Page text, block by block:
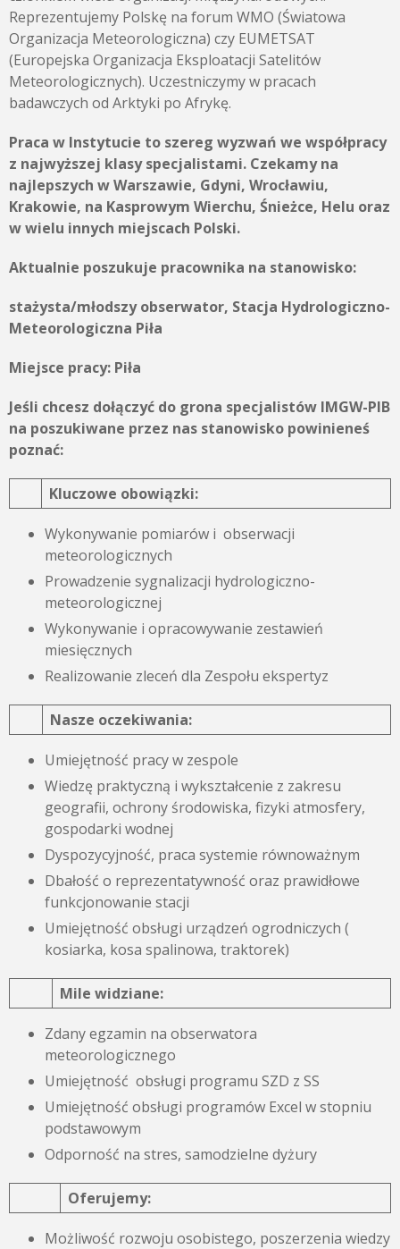
Reprezentujemy Polskę na forum WMO (Światowa
Organizacja Meteorologiczna) czy EUMETSAT
(Europejska Organizacja Eksploatacji Satelitów
Meteorologicznych). Uczestniczymy w pracach
badawczych od Arktyki po Afrykę.
Praca w Instytucie to szereg wyzwań we współpracy
z najwyższej klasy specjalistami. Czekamy na
najlepszych w Warszawie, Gdyni, Wrocławiu,
Krakowie, na Kasprowym Wierchu, Śnieżce, Helu oraz
w wielu innych miejscach Polski.
Aktualnie poszukuje pracownika na stanowisko:
stażysta/młodszy obserwator, Stacja Hydrologiczno-
Meteorologiczna Piła
Miejsce pracy: Piła
Jeśli chcesz dołączyć do grona specjalistów IMGW-PIB
na poszukiwane przez nas stanowisko powinieneś
poznać:
Kluczowe obowiązki:
Wykonywanie pomiarów i obserwacji
meteorologicznych
Prowadzenie sygnalizacji hydrologiczno-
meteorologicznej
Wykonywanie i opracowywanie zestawień
miesięcznych
Realizowanie zleceń dla Zespołu ekspertyz
Nasze oczekiwania:
Umiejętność pracy w zespole
Wiedzę praktyczną i wykształcenie z zakresu
geografii, ochrony środowiska, fizyki atmosfery,
gospodarki wodnej
Dyspozycyjność, praca systemie równoważnym
Dbałość o reprezentatywność oraz prawidłowe
funkcjonowanie stacji
Umiejętność obsługi urządzeń ogrodniczych (
kosiarka, kosa spalinowa, traktorek)
Mile widziane:
Zdany egzamin na obserwatora
meteorologicznego
Umiejętność obsługi programu SZD z SS
Umiejętność obsługi programów Excel w stopniu
podstawowym
Odporność na stres, samodzielne dyżury
Oferujemy:
Możliwość rozwoju osobistego, poszerzenia wiedzy